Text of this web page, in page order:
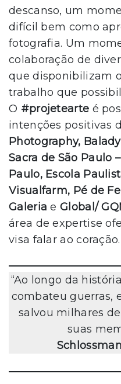
descanso, um
difícil bem como
fotografia. Um
colaboração de
que disponibilizam
trabalho que
O #projetearte é
intenções positivas
Photography,
Sacra de São Paulo
Paulo, Escola
Visualfarm, Pé de
GaleriaeGlobal/
área de expertise
visa falar ao coração.
“Ao longo da
combateu guerras,
salvou milhares
suas